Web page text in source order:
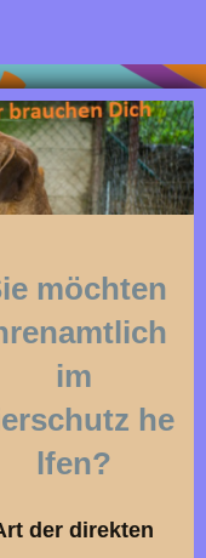
möchten
im
he
lfen?
der direkten